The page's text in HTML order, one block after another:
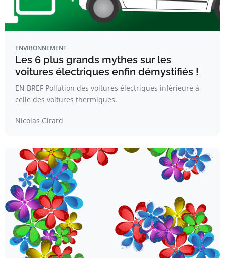
ENVIRONNEMENT
Les 6 plus grands mythes sur les
voitures électriques enfin démystifiés !
EN BREF Pollution des voitures électriques inférieure à
celle des voitures thermiques.
Nicolas Girard